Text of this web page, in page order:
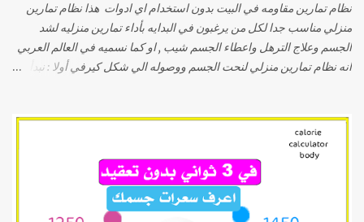
نظام تمارين مقاومه في البيت بدون استخدام اي ادوات هذا نظام تمارين
منزلي مناسب جدا لكل من يرغبون في البدايه بأداء تمارين منزليه لشد
الجسم وعلاج الترهل واعطاء الجسم شيب , او كما نسميه في العالم العربي
انه نظام تمارين منزلي لنحت الجسم ووصوله الي شكل كيرفي أولا : نبدأ
عضلاتك اكثر مرونه وبالتالي تصبحي اقل عرضه للإصابات طبقي هذه
الاستريتشات لمدة تتراوح بين ثلاثة و خمسة دقائق بحيث تكون لكل تمرين
او وضع مالا يقل عن ثلاثين ثانيه وتكون العضله في وضع مشدود كما
تشاهدين في الصور التاليه وإا كانت صعبه عليكي ف بعد الصور مقطع فيديو
قصير لكي تشاهدي وتقومي بالتطبيق عمليا بسهوله إذا كان الأمر صعب